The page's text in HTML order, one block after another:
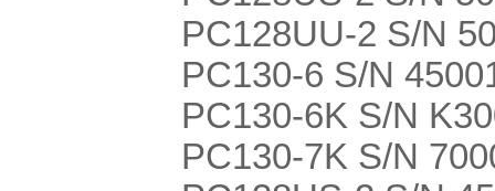
PC128UU-2 S/N
PC130-6 S/N
PC130-6K S/N
PC130-7K S/N